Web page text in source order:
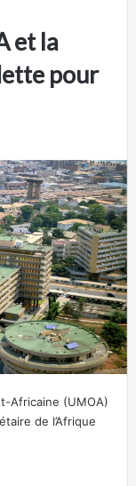
et la
pour
Africaine (UMOA)
de l’Afrique